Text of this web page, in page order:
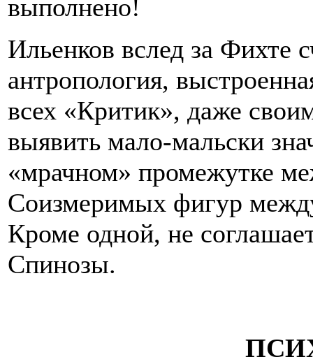
выполнено!
Ильенков вслед за Фихте
антропология,
всех «Критик», даже
выявить мало-мальски
«мрачном» промежутке
Соизмеримых фигур
Кроме одной, не
Спинозы.